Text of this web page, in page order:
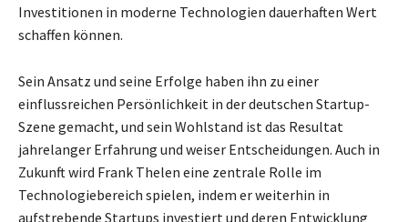
Investitionen in moderne Technologien dauerhaften Wert
schaffen können.
Sein Ansatz und seine Erfolge haben ihn zu einer
einflussreichen Persönlichkeit in der deutschen Startup-
Szene gemacht, und sein Wohlstand ist das Resultat
jahrelanger Erfahrung und weiser Entscheidungen. Auch in
Zukunft wird Frank Thelen eine zentrale Rolle im
Technologiebereich spielen, indem er weiterhin in
aufstrebende Startups investiert und deren Entwicklung